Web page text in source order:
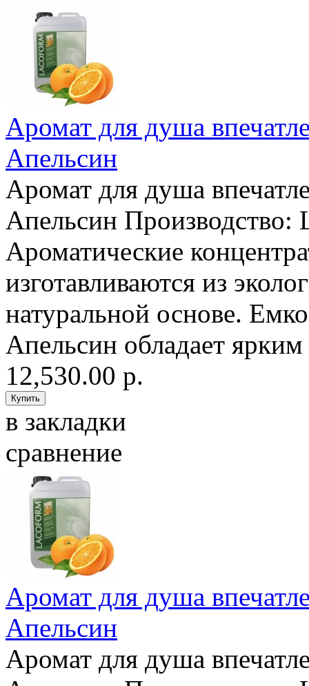
Аромат для душа
Апельсин
Аромат для душа
Апельсин Производство:
Ароматические
изготавливаются из
натуральной основе.
Апельсин обладает
12,530.00 р.
в закладки
сравнение
Аромат для душа
Апельсин
Аромат для душа